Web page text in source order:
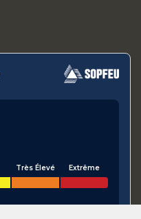
Très Élevé Extrême